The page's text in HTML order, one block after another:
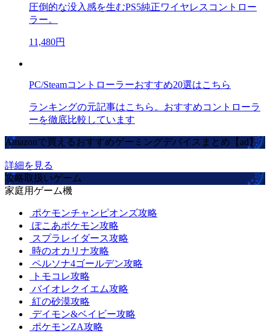
圧倒的な没入感を生むPS5純正ワイヤレスコントロー
ラー。
11,480円
PC/Steamコントローラーおすすめ20選はこちら
ランキングの元記事はこちら。おすすめコントローラ
ーを徹底比較しています
Amazonで買えるおすすめゲーミングデバイスまとめ【ad】
詳細を見る
攻略取扱いゲーム
家庭用ゲーム機
ポケモンチャンピオンズ攻略
ぽこあポケモン攻略
スプラレイダース攻略
時のオカリナ攻略
ペルソナ4ゴールデン攻略
トモコレ攻略
バイオレクイエム攻略
紅の砂漠攻略
デイモン&ベイビー攻略
ポケモンZA攻略